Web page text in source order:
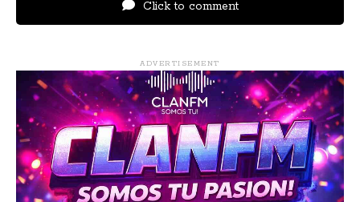
Click to comment
ADVERTISEMENT